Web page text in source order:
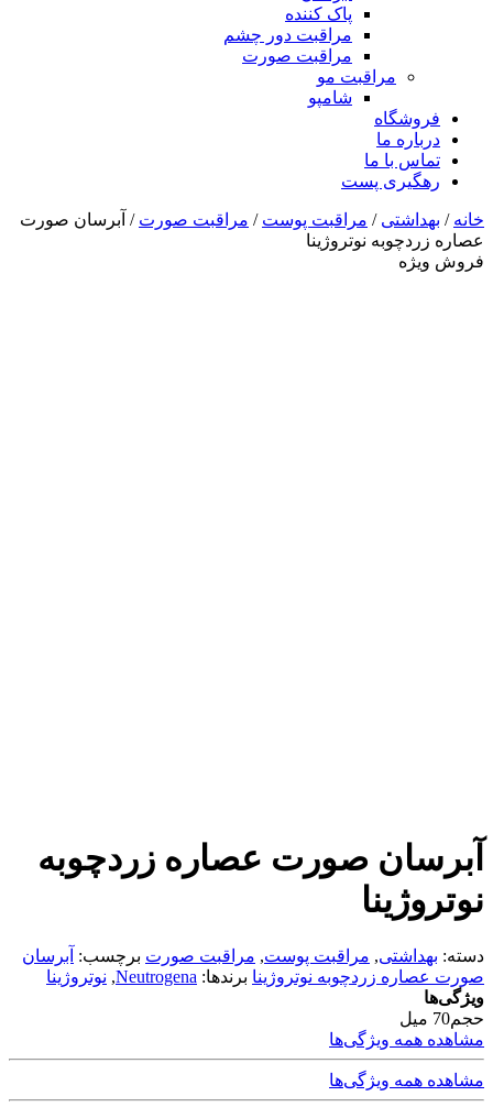
پاک کننده
مراقبت دور چشم
مراقبت صورت
مراقبت مو
شامپو
فروشگاه
درباره ما
تماس با ما
رهگیری پست
خانه / بهداشتی / مراقبت پوست / مراقبت صورت / آبرسان صورت
عصاره زردچوبه نوتروژینا
فروش ویژه
آبرسان صورت عصاره زردچوبه
نوتروژینا
دسته: بهداشتی, مراقبت پوست, مراقبت صورت برچسب: آبرسان
صورت عصاره زردچوبه نوتروژینا برندها: Neutrogena
, نوتروژینا
ویژگی‌ها
حجم70 میل
مشاهده همه ویژگی‌ها
مشاهده همه ویژگی‌ها